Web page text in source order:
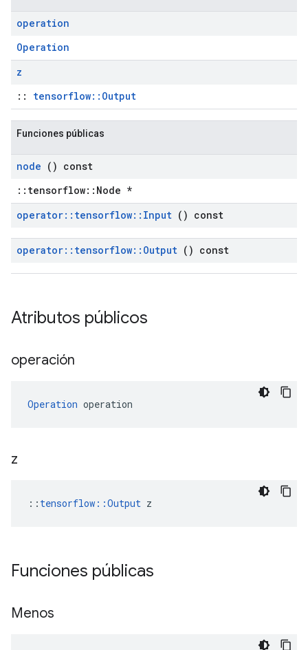
operation
Operation
z
:: tensorflow::Output
Funciones públicas
node () const
::tensorflow::Node *
operator:: tensorflow:: Input () const
operator:: tensorflow:: Output () const
Atributos públicos
operación
Operation operation
z
:: tensorflow::Output z
Funciones públicas
Menos